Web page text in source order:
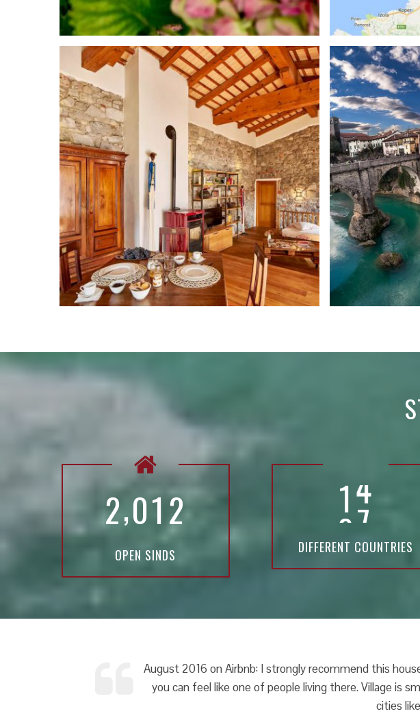
2,012
OPEN SINDS
14
DIFFERENT COUNTRIES
October 2016 on Airbnb: Francesca was an amazing
cough medicine and lent us her sat Nav for our tour
the best